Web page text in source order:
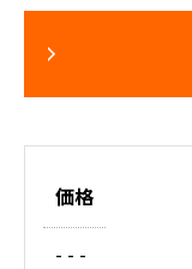
価格
- - -